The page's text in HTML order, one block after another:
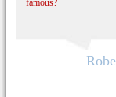
famous?